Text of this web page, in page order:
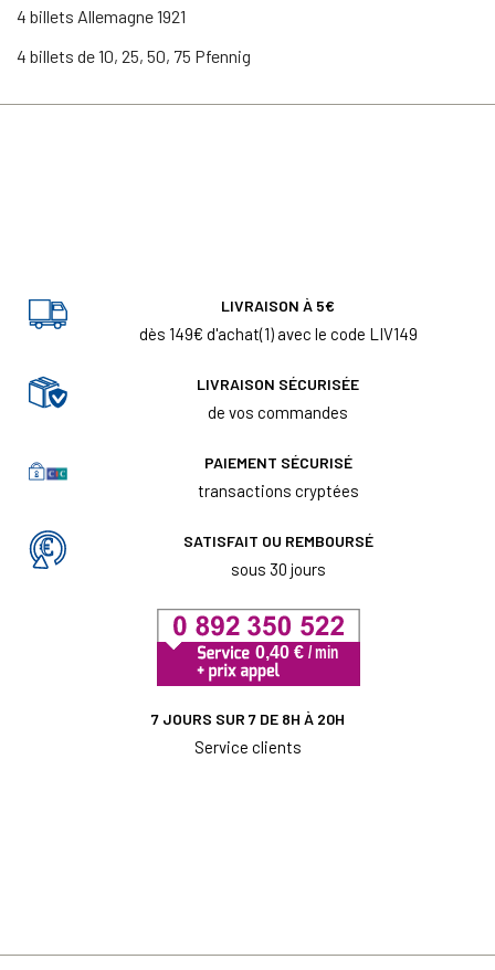
4 billets Allemagne 1921
4 billets de 10, 25, 50, 75 Pfennig
LIVRAISON À 5€
dès 149€ d'achat(1) avec le code LIV149
LIVRAISON SÉCURISÉE
de vos commandes
PAIEMENT SÉCURISÉ
transactions cryptées
SATISFAIT OU REMBOURSÉ
sous 30 jours
7 JOURS SUR 7 DE 8H À 20H
Service clients